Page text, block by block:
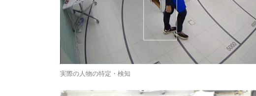
実際の人物の特定・検知